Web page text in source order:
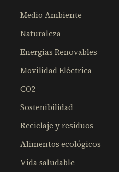
Medio Ambiente
Naturaleza
Energías Renovables
Movilidad Eléctrica
CO2
Sostenibilidad
Reciclaje y residuos
Alimentos ecológicos
Vida saludable